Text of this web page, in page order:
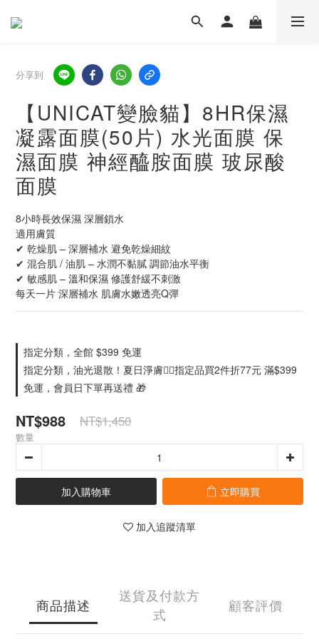
分享到
【UNICAT變臉貓】8HR保濕
凝露面膜(50片) 水光面膜 保
濕面膜 神經醯胺面膜 玻尿酸
面膜
8小時長效保濕 深層鎖水
適用膚質
✔ 乾燥肌 – 深層補水 避免乾燥細紋
✔ 混合肌 / 油肌 – 水潤不黏膩 調節油水平衡
✔ 敏感肌 – 溫和保濕 修護舒緩不刺激
每天一片 深層補水 肌膚水嫩透亮Q彈
指定分類，全館 $399 免運
指定分類，油光退散！夏日淨膚🏄‍♀️指定品買2件折77元 滿$399
免運，會員日下單再送禮 🎁
NT$988 NT$1,450
數量
加入購物車 立即購買
加入追蹤清單
商品描述
送貨及付款方
式
顧客評價